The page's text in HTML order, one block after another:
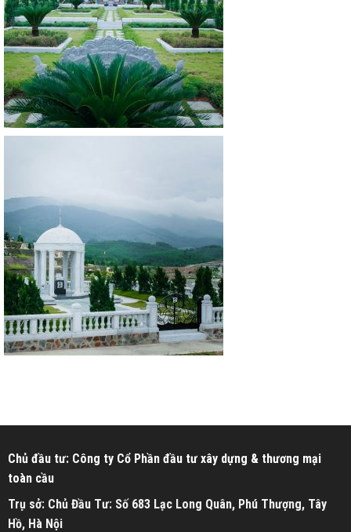
Chủ đầu tư: Công ty Cổ Phần đầu tư xây dựng & thương mại
toàn cầu
Trụ sở: Chủ Đầu Tư: Số 683 Lạc Long Quân, Phú Thượng, Tây
Hồ, Hà Nội